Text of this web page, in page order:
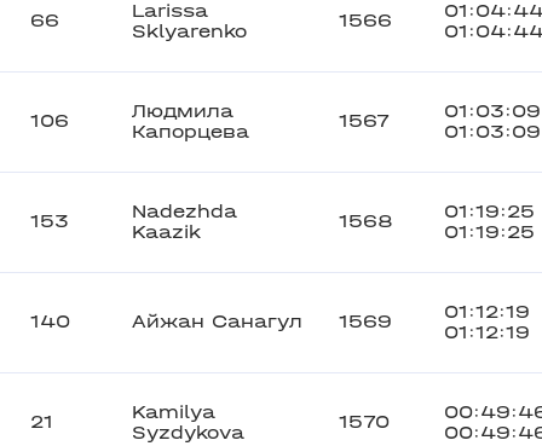
66
Larissa
Sklyarenko
1566
106
Людмила
Капорцева
1567
01:03:09
01:03:09
153
Nadezhda
Kaazik
1568
01:19:25
01:19:25
140 Айжан Санагул 1569
01:12:19
01:12:19
21
Kamilya
Syzdykova
1570